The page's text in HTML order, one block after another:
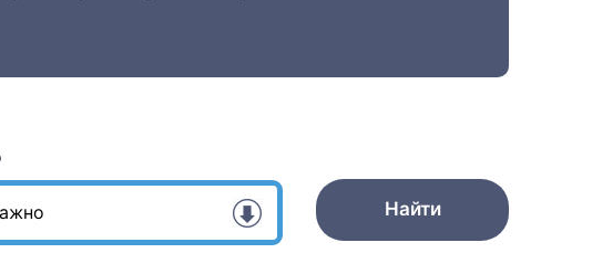
Найти